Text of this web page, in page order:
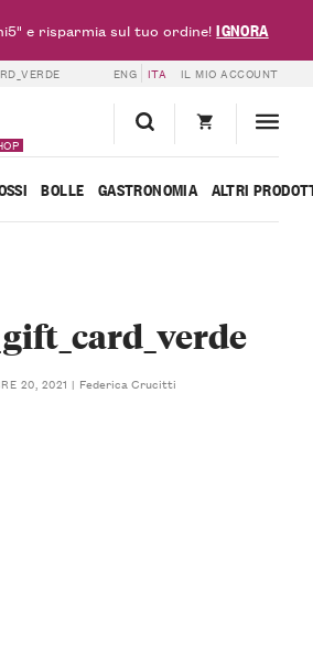
ENG ITA IL MIO ACCOUNT
BOLLE GASTRONOMIA ALTRI
20, 2021 Federica Crucitti
e risparmia sul tuo ordine!IGNORA